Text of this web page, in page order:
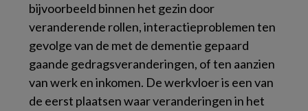
bijvoorbeeld binnen het gezin door
veranderende rollen, interactieproblemen ten
gevolge van de met de dementie gepaard
gaande gedragsveranderingen, of ten aanzien
van werk en inkomen. De werkvloer is een van
de eerst plaatsen waar veranderingen in het